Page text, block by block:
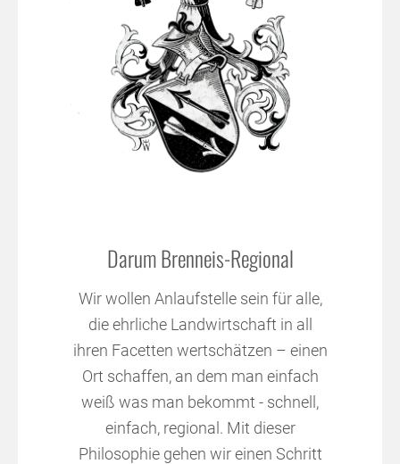
Darum Brenneis-Regional
Wir wollen Anlaufstelle sein für alle,
die ehrliche Landwirtschaft in all
ihren Facetten wertschätzen – einen
Ort schaffen, an dem man einfach
weiß was man bekommt - schnell,
einfach, regional. Mit dieser
Philosophie gehen wir einen Schritt